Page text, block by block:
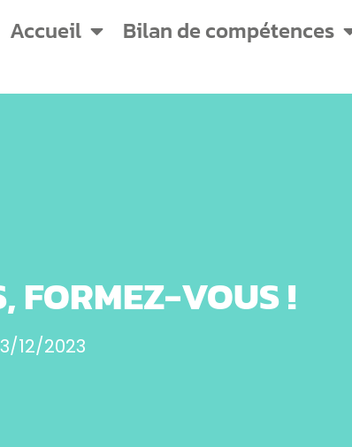
Accueil Bilan de compétences
FORMEZ-VOUS !
12/2023